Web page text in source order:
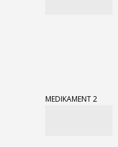
MEDIKAMENT 2